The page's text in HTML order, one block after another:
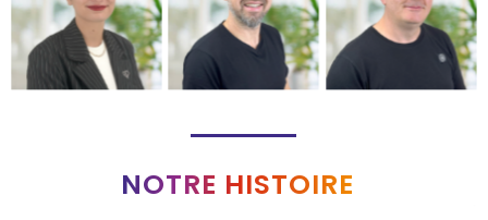
NOTRE HISTOIRE